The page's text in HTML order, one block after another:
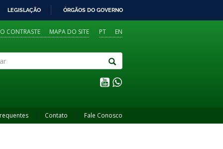
LEGISLAÇÃO ÓRGÃOS DO GOVERNO
PT EN
CONTRASTE MAPA DO SITE
Contato Fale Conosco